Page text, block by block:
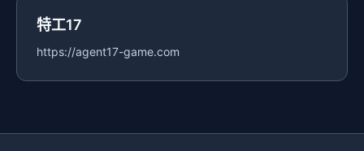
特工17
https://agent17-game.com